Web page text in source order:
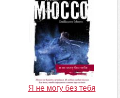
Я не могу без тебя